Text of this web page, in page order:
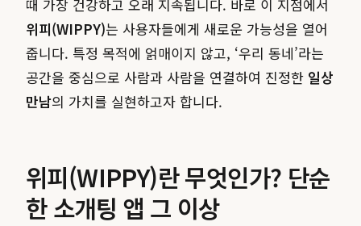
때 가장 건강하고 오래 지속됩니다. 바로 이 지점에서
위피(WIPPY)는 사용자들에게 새로운 가능성을 열어
줍니다. 특정 목적에 얽매이지 않고, ‘우리 동네’라는
공간을 중심으로 사람과 사람을 연결하여 진정한 일상
만남의 가치를 실현하고자 합니다.
위피(WIPPY)란 무엇인가? 단순
한 소개팅 앱 그 이상